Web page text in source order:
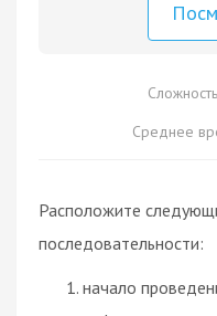
Среднее
Расположите
последовательности:
начало